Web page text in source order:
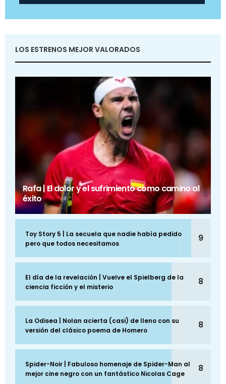
LOS ESTRENOS MEJOR VALORADOS
Rafa | El dolor y el sufrimiento como camino al
éxito
Toy Story 5 | La secuela que nadie había pedido
pero que todos necesitamos
9
El día de la revelación | Vuelve el Spielberg de la
ciencia ficción y el misterio
8
La Odisea | Nolan acierta (casi) de lleno con su
versión del clásico poema de Homero
8
Spider-Noir | Fabuloso homenaje de Spider-Man al
mejor cine negro con un fantástico Nicolas Cage
8